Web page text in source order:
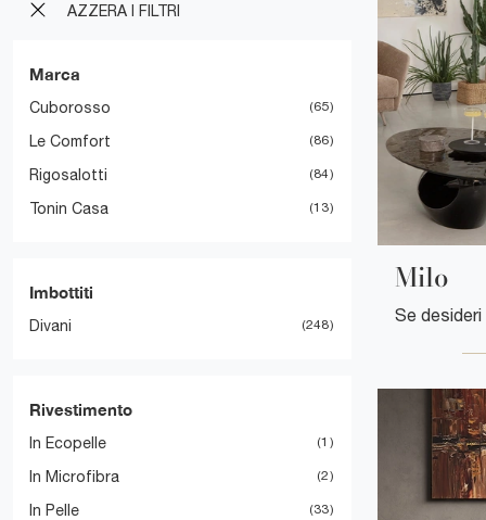
AZZERA I FILTRI
Marca
Cuborosso 65
Le Comfort 86
Rigosalotti 84
Tonin Casa 13
Imbottiti
Divani 248
Rivestimento
In Ecopelle 1
In Microfibra 2
In Pelle 33
Milo